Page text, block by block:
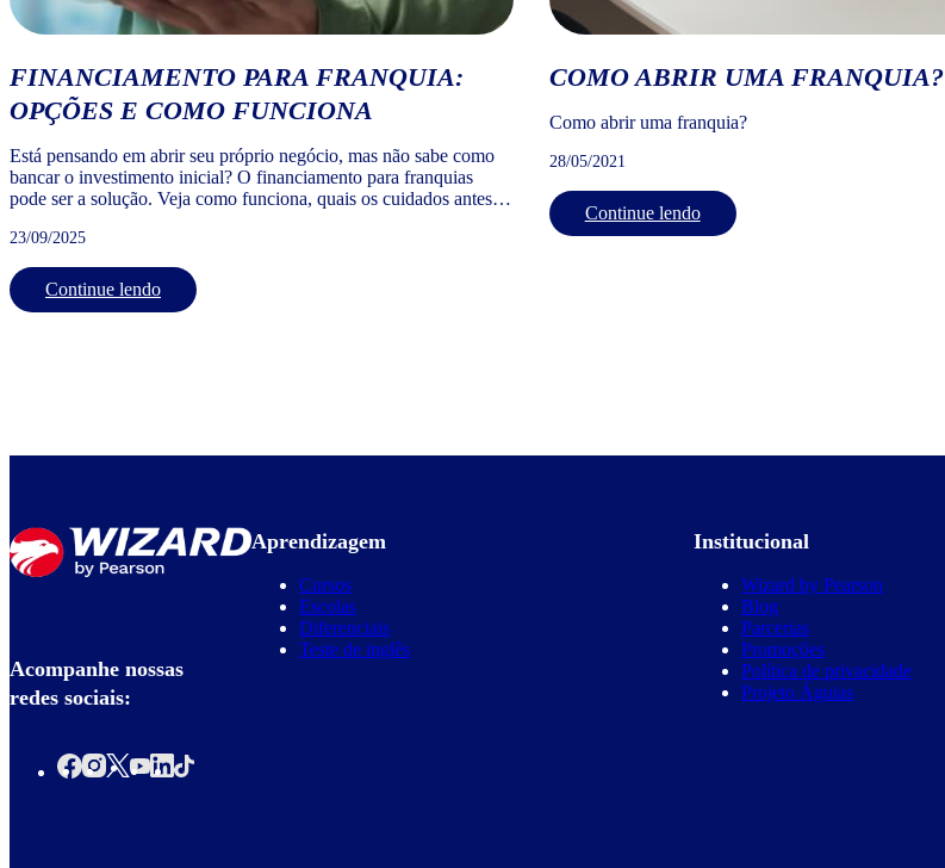
FINANCIAMENTO PARA FRANQUIA:
OPÇÕES E COMO FUNCIONA
Está pensando em abrir seu próprio negócio, mas não sabe como
bancar o investimento inicial? O financiamento para franquias
pode ser a solução. Veja como funciona, quais os cuidados antes
primeiro passo como franqueado.
23/09/2025
Continue lendo
COMO ABRIR UMA FRANQUIA?
Como abrir uma franquia?
28/05/2021
Continue lendo
Acompanhe nossas
redes sociais:
Aprendizagem
Cursos
Escolas
Diferenciais
Teste de inglês
Institucional
Wizard by Pearson
Blog
Parcerias
Promoções
Política de privacidade
Projeto Águias